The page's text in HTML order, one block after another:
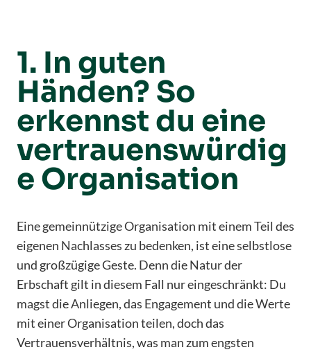
1. In guten
Händen? So
erkennst du eine
vertrauenswürdig
e Organisation
Eine gemeinnützige Organisation mit einem Teil des
eigenen Nachlasses zu bedenken, ist eine selbstlose
und großzügige Geste. Denn die Natur der
Erbschaft gilt in diesem Fall nur eingeschränkt: Du
magst die Anliegen, das Engagement und die Werte
mit einer Organisation teilen, doch das
Vertrauensverhältnis, was man zum engsten